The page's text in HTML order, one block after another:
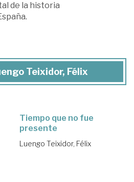
de la historia
Teixidor, Félix
Tiempo que no fue
presente
Luengo Teixidor, Félix